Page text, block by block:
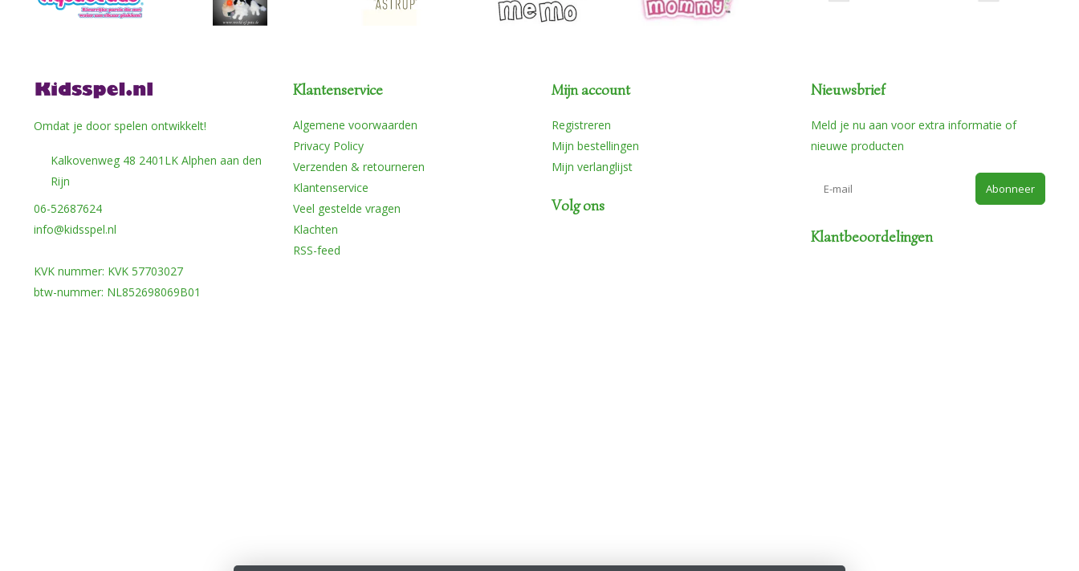
Omdat je door spelen ontwikkelt!
Kalkovenweg 48 2401LK Alphen aan den
Rijn
06-52687624
info@kidsspel.nl
KVK nummer: KVK 57703027
btw-nummer: NL852698069B01
Klantenservice
Algemene voorwaarden
Privacy Policy
Verzenden & retourneren
Klantenservice
Veel gestelde vragen
Klachten
RSS-feed
Mijn account
Registreren
Mijn bestellingen
Mijn verlanglijst
Volg ons
Nieuwsbrief
Meld je nu aan voor extra informatie of
nieuwe producten
Abonneer
Klantbeoordelingen